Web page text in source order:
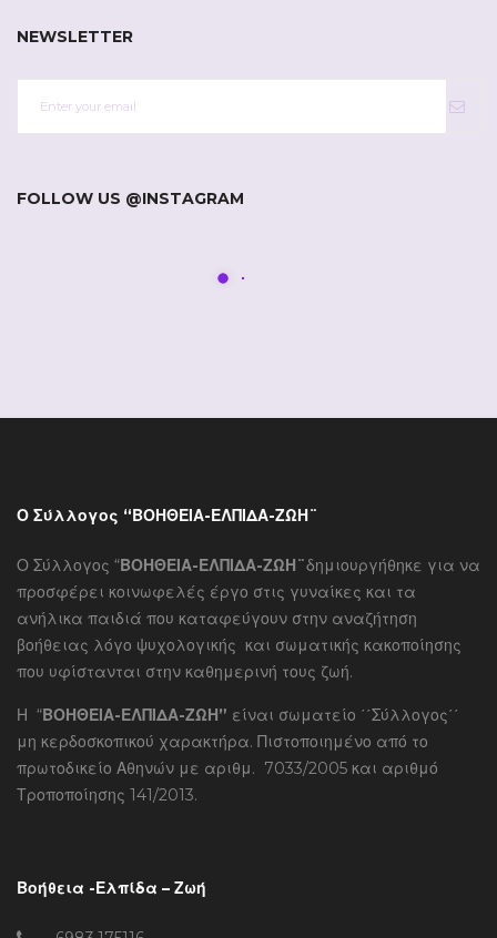
NEWSLETTER
FOLLOW US @INSTAGRAM
Ο Σύλλογος “ΒΟΗΘΕΙΑ-ΕΛΠΙΔΑ-ΖΩΗ¨
Ο Σύλλογος “ΒΟΗΘΕΙΑ-ΕΛΠΙΔΑ-ΖΩΗ¨δημιουργήθηκε για να
προσφέρει κοινωφελές έργο στις γυναίκες και τα
ανήλικα παιδιά που καταφεύγουν στην αναζήτηση
βοήθειας λόγο ψυχολογικής και σωματικής κακοποίησης
που υφίστανται στην καθημερινή τους ζωή.
Η “ΒΟΗΘΕΙΑ-ΕΛΠΙΔΑ-ΖΩΗ” είναι σωματείο ΄΄Σύλλογος΄΄
μη κερδοσκοπικού χαρακτήρα. Πιστοποιημένο από το
πρωτοδικείο Αθηνών με αριθμ. 7033/2005 και αριθμό
Τροποποίησης 141/2013.
Βοήθεια -Ελπίδα – Ζωή